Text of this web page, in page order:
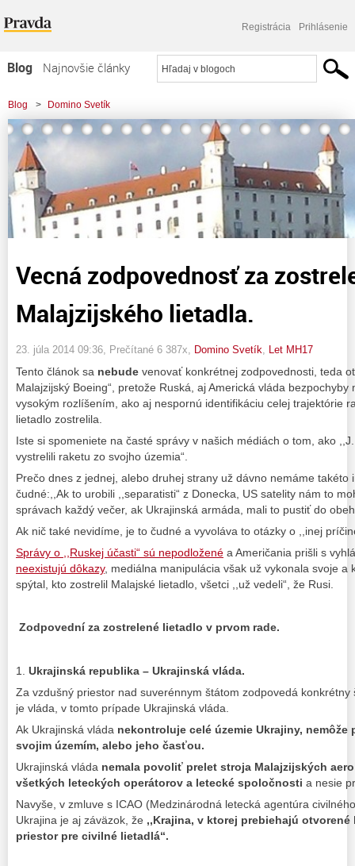
Registrácia Prihlásenie
Blog
Najnovšie články
Najčítanejšie články
Najkomentovanejšie články
Zoznam blogov
Komerčné blogy
Blog > Domino Svetík
> Vecná zodpovednosť za zostrelenie Malajzijského lietadla.
Vecná zodpovednosť za
Malajzijského lietadla.
23. júla 2014 09:36 , Prečítané 6 387x, Domino Svetík Let MH17
Tento článok sa nebude venovať konkrétnej zodpovednosti, teda
Malajzijský Boeing“, pretože Ruská, aj Americká vláda
vysokým rozlíšením, ako aj nespornú identifikáciu celej trajektórie
lietadlo zostrelila.
Iste si spomeniete na časté správy v našich médiách o tom, ako
vystrelili raketu zo svojho územia“.
Prečo dnes z jednej, alebo druhej strany už dávno nemáme takéto
čudné:,,Ak to urobili ,,separatisti“ z Donecka, US satelity nám to
správach každý večer, ak Ukrajinská armáda, mali to pustiť do
Ak nič také nevidíme, je to čudné a vyvoláva to otázky o ,,inej
Správy o ,,Ruskej účasti“ sú nepodložené a Američania prišli s
neexistujú dôkazy, mediálna manipulácia však už vykonala svoje a
spýtal, kto zostrelil Malajské lietadlo, všetci ,,už vedeli“, že Rusi.
Zodpovední za zostrelené lietadlo v prvom rade.
1. Ukrajinská republika – Ukrajinská vláda.
Za vzdušný priestor nad suverénnym štátom zodpovedá
je vláda, v tomto prípade Ukrajinská vláda.
Ak Ukrajinská vláda nekontroluje celé územie Ukrajiny,
svojim územím, alebo jeho časťou.
Ukrajinská vláda nemala povoliť prelet stroja Malajzijských
všetkých leteckých operátorov a letecké spoločnosti a nesie
Navyše, v zmluve s ICAO (Medzinárodná letecká agentúra
Ukrajina je aj záväzok, že ,,Krajina, v ktorej prebiehajú
priestor pre civilné lietadlá“.